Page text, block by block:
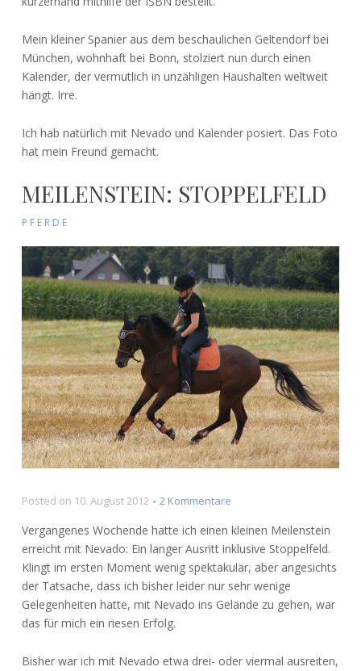
Mein kleiner Spanier aus dem beschaulichen Geltendorf bei
München, wohnhaft bei Bonn, stolziert nun durch einen
Kalender, der vermutlich in unzähligen Haushalten weltweit
hängt. Irre.
Ich hab natürlich mit Nevado und Kalender posiert. Das Foto
hat mein Freund gemacht.
MEILENSTEIN: STOPPELFELD
PFERDE
Posted on 10. August 2012 2 Kommentarezu
Stoppelfeld
Vergangenes Wochende hatte ich einen kleinen Meilenstein
erreicht mit Nevado: Ein langer Ausritt inklusive Stoppelfeld.
Klingt im ersten Moment wenig spektakulär, aber angesichts
der Tatsache, dass ich bisher leider nur sehr wenige
Gelegenheiten hatte, mit Nevado ins Gelände zu gehen, war
das für mich ein riesen Erfolg.
Bisher war ich mit Nevado etwa drei- oder viermal ausreiten,